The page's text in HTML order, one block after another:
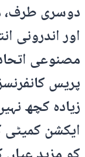
دوسری
اور اندرونی
مصنوعی
پریس
زیادہ کچھ
ایکشن